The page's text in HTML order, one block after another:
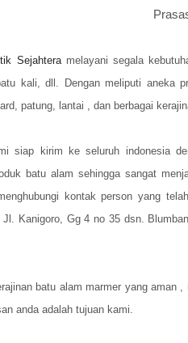
Sejahteramelayani segala
kali, dll. Dengan meliputi aneka
patung, lantai , dan berbagai
siap kirim ke seluruh indonesia
batu alam sehingga sangat
kontak person yang
Jl. Kanigoro, Gg 4 no 35 dsn.
batu alam marmer yang aman
anda adalah tujuan kami.